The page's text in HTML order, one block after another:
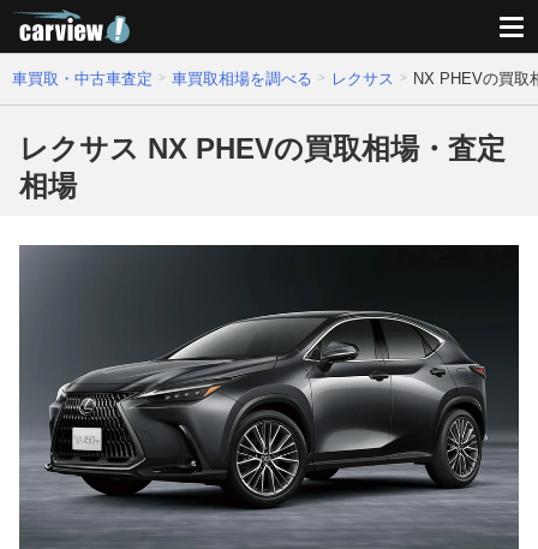
車買取・中古車査定 車買取相場を調べる レクサス NX PHEVの買取
レクサス NX PHEVの買取相場・査定
相場